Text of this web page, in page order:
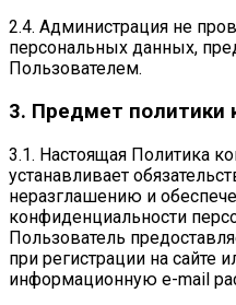
2.4. Администрация не
персональных данных,
Пользователем.
3. Предмет политики
3.1. Настоящая Политика
устанавливает
неразглашению и
конфиденциальности
Пользователь
при регистрации на сайте
информационную e-mail